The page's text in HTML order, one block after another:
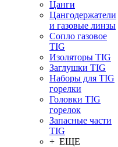
Цанги
Цангодержатели
и газовые линзы
Сопло газовое
TIG
Изоляторы TIG
Заглушки TIG
Наборы для TIG
горелки
Головки TIG
горелок
Запасные части
TIG
+ ЕЩЕ